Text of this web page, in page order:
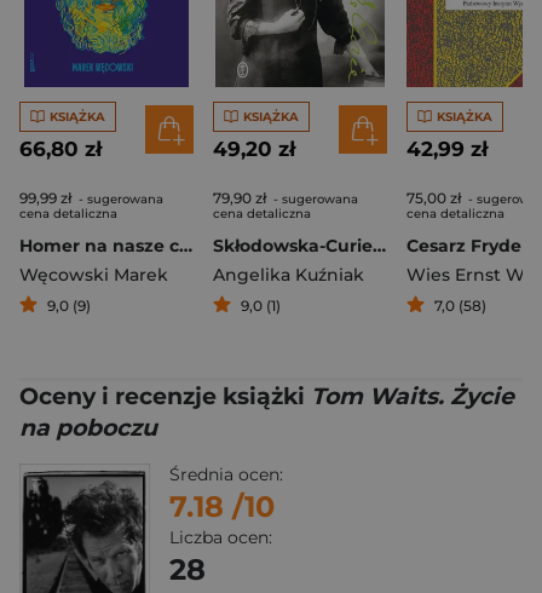
KSIĄŻKA
66,80 zł
99,99 zł - sugerowana
cena detaliczna
Homer na nasze czasy
Węcowski Marek
9,0 (9)
KSIĄŻKA
49,20 zł
79,90 zł - sugerowana
cena detaliczna
Skłodowska-Curie. Rebeliantka
Angelika Kuźniak
9,0 (1)
KSIĄŻKA
42,99 zł
75,00 zł -
cena detaliczna
Cesarz
Wies Ernst W.
7,0 (58)
Oceny i recenzje książki Tom Waits. Życie
na poboczu
Średnia ocen:
7.18 /10
Liczba ocen:
28